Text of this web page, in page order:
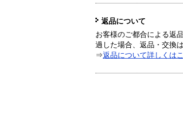
返品について
お客様のご都合による返
過した場合、返品・交換
⇒返品について詳しくは